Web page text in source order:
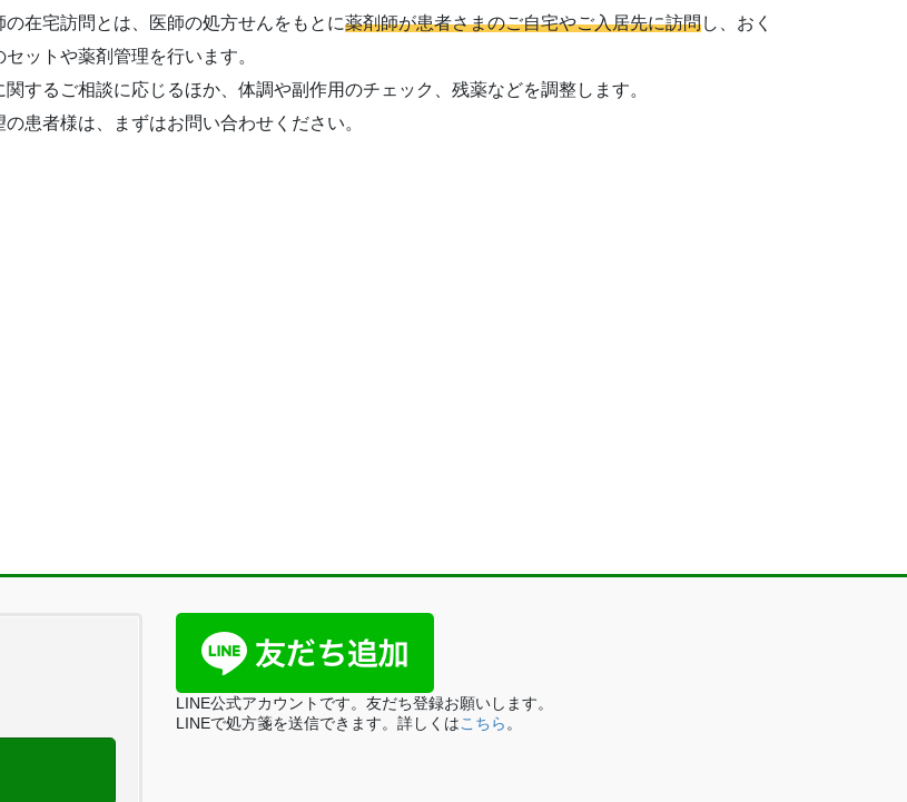
の在宅訪問とは、医師の処方せんをもとに薬剤師が患者さまのご自宅やご入居先に訪問し、おく
セットや薬剤管理を行います。
関するご相談に応じるほか、体調や副作用のチェック、残薬などを調整します。
の患者様は、まずはお問い合わせください。
LINE公式アカウントです。友だち登録お願いします。
LINEで処方箋を送信できます。詳しくはこちら。